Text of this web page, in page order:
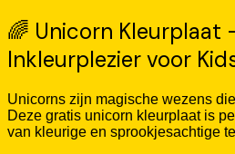
🌈 Unicorn Kleurplaat
Inkleurplezier voor
Unicorns zijn magische wezens
Deze gratis unicorn kleurplaat is
van kleurige en sprookjesachtige